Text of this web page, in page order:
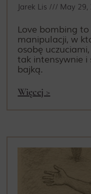
Jarek Lis May 29,
Love bombing
manipulacji, w
osobę
tak intensywnie i
bajką.
Więcej >